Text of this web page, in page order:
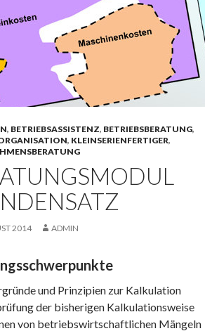
, BETRIEBSASSISTENZ, BETRIEBSBERATUNG,
, KLEINSERIENFERTIGER,
2014 ADMIN
und Prinzipien zur Kalkulation
der bisherigen Kalkulationsweise
von betriebswirtschaftlichen Mängeln